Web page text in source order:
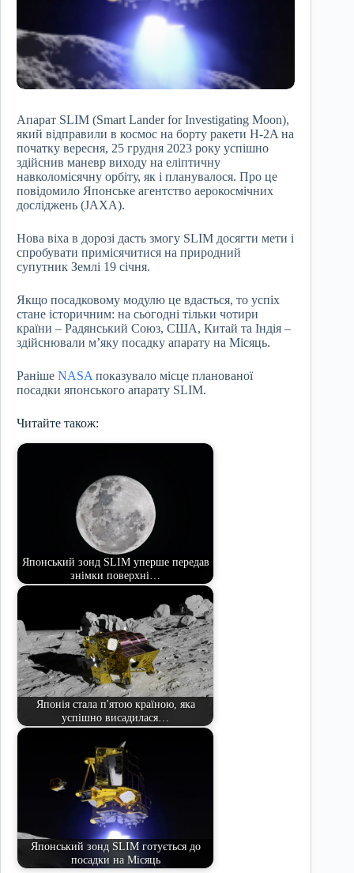
Апарат SLIM (Smart Lander for Investigating Moon),
який відправили в космос на борту ракети H-2A на
початку вересня, 25 грудня 2023 року успішно
здійснив маневр виходу на еліптичну
навколомісячну орбіту, як і планувалося. Про це
повідомило Японське агентство аерокосмічних
досліджень (JAXA).
Нова віха в дорозі дасть змогу SLIM досягти мети і
спробувати примісячитися на природний
супутник Землі 19 січня.
Якщо посадковому модулю це вдасться, то успіх
стане історичним: на сьогодні тільки чотири
країни – Радянський Союз, США, Китай та Індія –
здійснювали м’яку посадку апарату на Місяць.
Раніше NASA показувало місце планованої
посадки японського апарату SLIM.
Читайте також:
Японський зонд SLIM уперше передав
знімки поверхні…
Японія стала п'ятою країною, яка
успішно висадилася…
Японський зонд SLIM готується до
посадки на Місяць